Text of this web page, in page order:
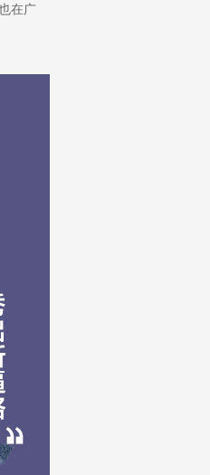
在广